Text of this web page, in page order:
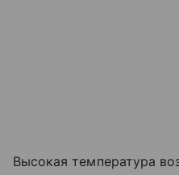
Высокая температура